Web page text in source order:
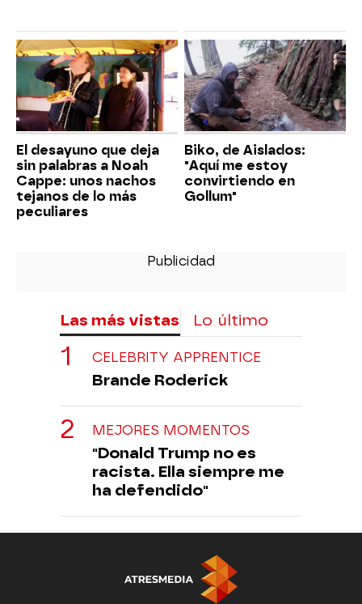
El desayuno que deja
sin palabras a Noah
Cappe: unos nachos
tejanos de lo más
peculiares
Biko, de Aislados:
"Aquí me estoy
convirtiendo en
Gollum"
Las más vistas Lo último
CELEBRITY APPRENTICE
Brande Roderick
MEJORES MOMENTOS
"Donald Trump no es
racista. Ella siempre me
ha defendido"